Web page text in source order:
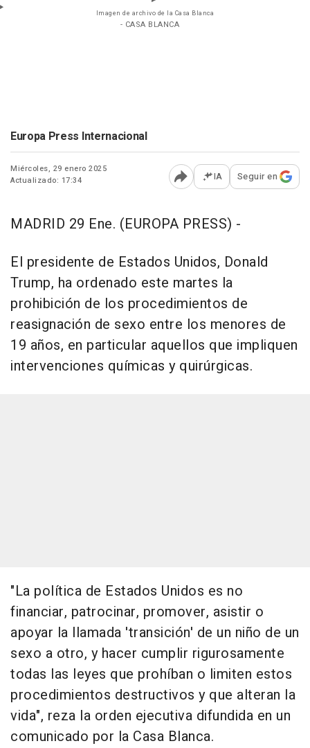
Imagen de archivo de la Casa Blanca
- CASA BLANCA
Europa Press Internacional
Miércoles, 29 enero 2025
Actualizado: 17:34
Abrir opciones para
IA Seguir en
MADRID 29 Ene. (EUROPA PRESS) -
El presidente de Estados Unidos, Donald
Trump, ha ordenado este martes la
prohibición de los procedimientos de
reasignación de sexo entre los menores de
19 años, en particular aquellos que impliquen
intervenciones químicas y quirúrgicas.
"La política de Estados Unidos es no
financiar, patrocinar, promover, asistir o
apoyar la llamada 'transición' de un niño de un
sexo a otro, y hacer cumplir rigurosamente
todas las leyes que prohíban o limiten estos
procedimientos destructivos y que alteran la
vida", reza la orden ejecutiva difundida en un
comunicado por la Casa Blanca.